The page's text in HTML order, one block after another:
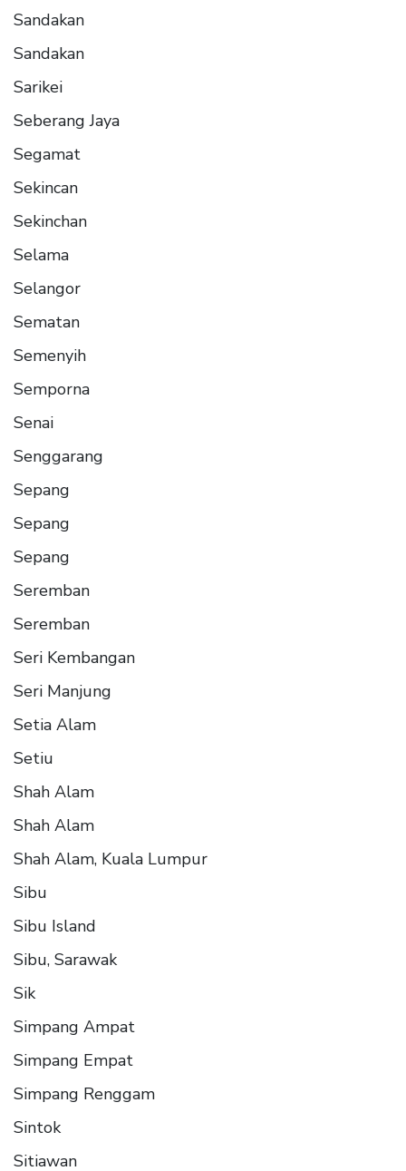
Sandakan
Sandakan
Sarikei
Seberang Jaya
Segamat
Sekincan
Sekinchan
Selama
Selangor
Sematan
Semenyih
Semporna
Senai
Senggarang
Sepang
Sepang
Sepang
Seremban
Seremban
Seri Kembangan
Seri Manjung
Setia Alam
Setiu
Shah Alam
Shah Alam
Shah Alam, Kuala Lumpur
Sibu
Sibu Island
Sibu, Sarawak
Sik
Simpang Ampat
Simpang Empat
Simpang Renggam
Sintok
Sitiawan